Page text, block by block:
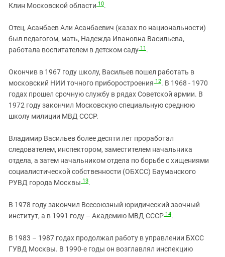
Клин Московской области 10.
Отец, Асанбаев Али Асанбаевич (казах по национальности)
был педагогом, мать, Надежда Ивановна Васильева,
работала воспитателем в детском саду 11 .
Окончив в 1967 году школу, Васильев пошел работать в
московский НИИ точного приборостроения 12. В 1968 - 1970
годах прошел срочную службу в рядах Советской армии. В
1972 году закончил Московскую специальную среднюю
школу милиции МВД СССР.
Владимир Васильев более десяти лет проработал
следователем, инспектором, заместителем начальника
отдела, а затем начальником отдела по борьбе с хищениями
социалистической собственности (ОБХСС) Бауманского
РУВД города Москвы 13.
В 1978 году закончил Всесоюзный юридический заочный
институт, а в 1991 году – Академию МВД СССР 14.
В 1983 – 1987 годах продолжал работу в управлении БХСС
ГУВД Москвы. В 1990-е годы он возглавлял инспекцию